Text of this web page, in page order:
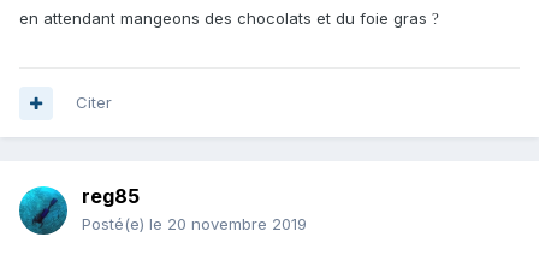
en attendant mangeons des chocolats et du foie gras ?
Citer
reg85
Posté(e) le 20 novembre 2019